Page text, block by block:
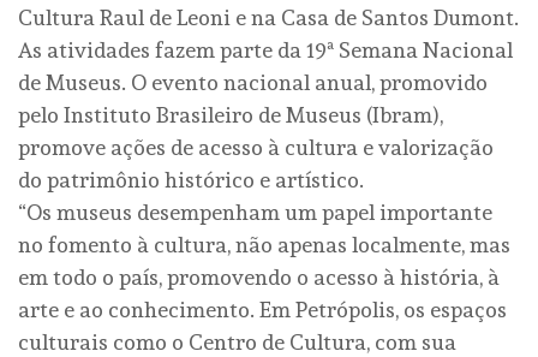
Cultura Raul de Leoni e na Casa de Santos Dumont.
As atividades fazem parte da 19ª Semana Nacional
de Museus. O evento nacional anual, promovido
pelo Instituto Brasileiro de Museus (Ibram),
promove ações de acesso à cultura e valorização
do patrimônio histórico e artístico.
“Os museus desempenham um papel importante
no fomento à cultura, não apenas localmente, mas
em todo o país, promovendo o acesso à história, à
arte e ao conhecimento. Em Petrópolis, os espaços
culturais como o Centro de Cultura, com sua